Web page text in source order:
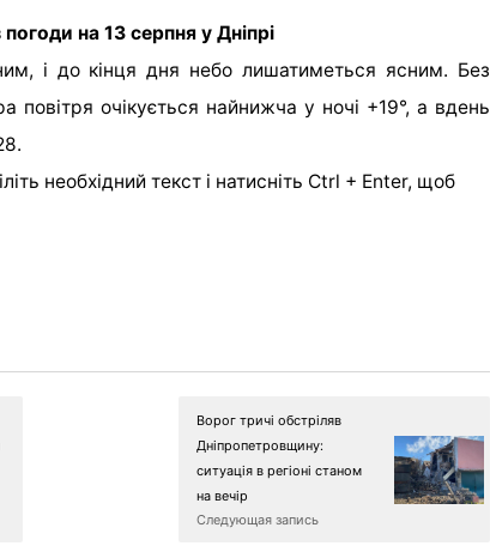
на 13 серпня у Дніпрі
і до кінця дня небо лишатиметься ясним. Без
повітря очікується найнижча у ночі +19°, а вдень
необхідний текст і натисніть Ctrl + Enter, щоб
Ворог тричі обстріляв
Дніпропетровщину:
ситуація в регіоні станом
на вечір
Следующая запись